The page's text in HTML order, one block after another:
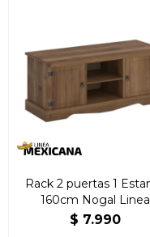
Rack 2 puertas 1
160cm Nogal Linea
Mexicana
$ 7.990